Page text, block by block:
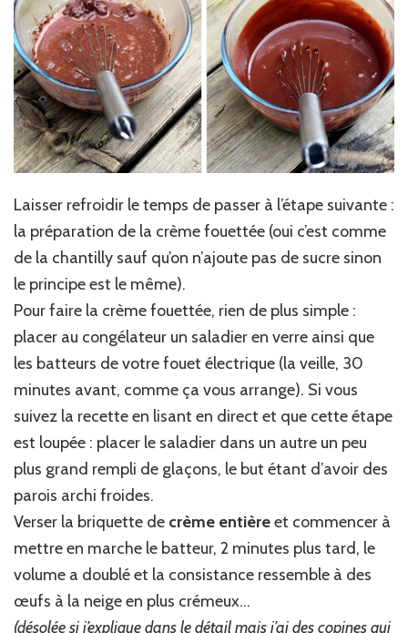
Laisser refroidir le temps de passer à l’étape suivante :
la préparation de la crème fouettée (oui c’est comme
de la chantilly sauf qu’on n’ajoute pas de sucre sinon
le principe est le même).
Pour faire la crème fouettée, rien de plus simple :
placer au congélateur un saladier en verre ainsi que
les batteurs de votre fouet électrique (la veille, 30
minutes avant, comme ça vous arrange). Si vous
suivez la recette en lisant en direct et que cette étape
est loupée : placer le saladier dans un autre un peu
plus grand rempli de glaçons, le but étant d’avoir des
parois archi froides.
Verser la briquette de crème entièreet commencer à
mettre en marche le batteur, 2 minutes plus tard, le
volume a doublé et la consistance ressemble à des
œufs à la neige en plus crémeux…
(désolée si j’explique dans le détail mais j’ai des copines qui